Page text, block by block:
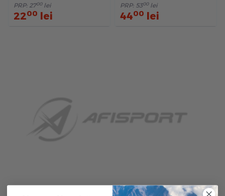
PRP: 2700 lei
2200 lei
PRP: 5300 lei
4400 lei